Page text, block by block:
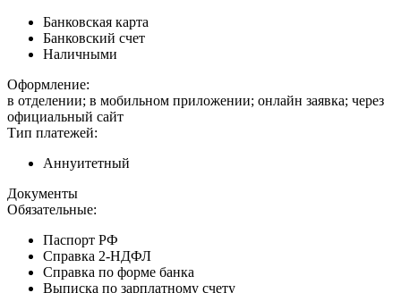
Банковская карта
Банковский счет
Наличными
Оформление:
в отделении; в мобильном приложении; онлайн заявка; через
официальный сайт
Тип платежей:
Аннуитетный
Документы
Обязательные:
Паспорт РФ
Справка 2-НДФЛ
Справка по форме банка
Выписка по зарплатному счету